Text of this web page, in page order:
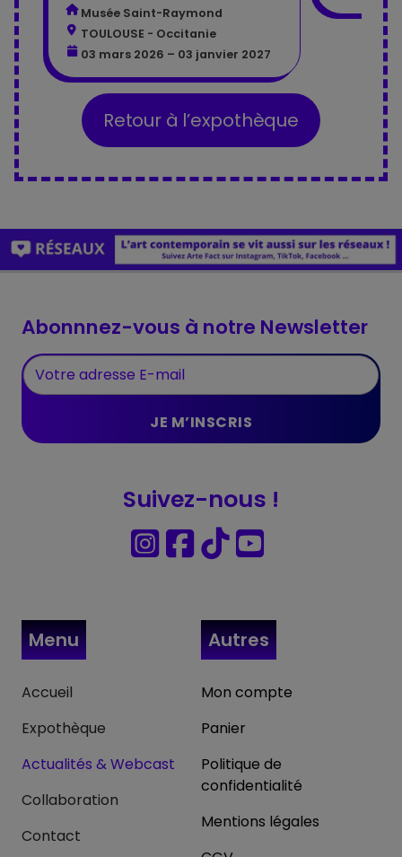
Musée Saint-Raymond
TOULOUSE - Occitanie
03 mars 2026 – 03 janvier 2027
Retour à l’expothèque
Abonnnez-vous à notre Newsletter
Suivez-nous !
Menu
Accueil
Expothèque
Actualités & Webcast
Collaboration
Contact
Autres
Mon compte
Panier
Politique de
confidentialité
Mentions légales